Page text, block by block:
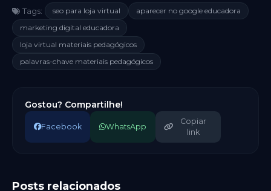
Tags: seo para loja virtual
aparecer no google educadora
marketing digital educadora
loja virtual materiais pedagógicos
palavras-chave materiais pedagógicos
Gostou? Compartilhe!
Facebook WhatsApp
Copiar
link
Posts relacionados